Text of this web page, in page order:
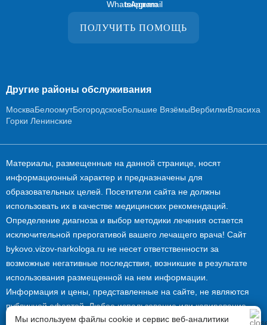
ПОЛУЧИТЬ ПОМОЩЬ
Другие районы обслуживания
МоскваБелоомутБогородскоеБольшие ВязёмыВербилкиВласиха
Горки Ленинские
Материалы, размещенные на данной странице, носят
информационный характер и предназначены для
образовательных целей. Посетители сайта не должны
использовать их в качестве медицинских рекомендаций.
Определение диагноза и выбор методики лечения остается
исключительной прерогативой вашего лечащего врача! Сайт
bykovo.vizov-narkologa.ru не несет ответственности за
возможные негативные последствия, возникшие в результате
использования размещенной на нем информации.
Информация и цены, представленные на сайте, не являются
публичной офертой. Любое использование или копирование
материалов сайта допускается лишь с разрешения
Мы используем файлы cookie и сервис веб-аналитики